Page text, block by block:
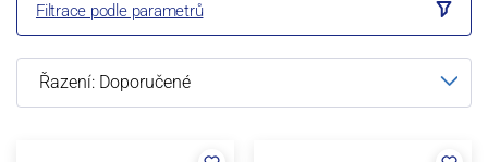
Filtrace podle parametrů